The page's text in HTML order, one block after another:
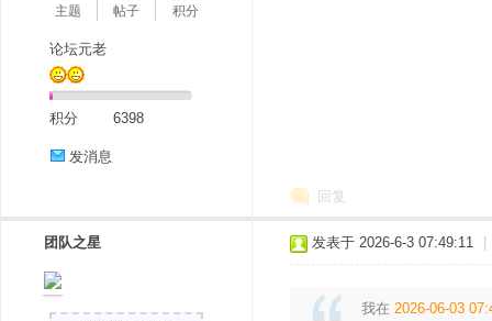
主题
帖子
积分
论坛元老
积分 6398
发消息
回复
团队之星 发表于 2026-6-3 07:49:11
我在 2026-06-03